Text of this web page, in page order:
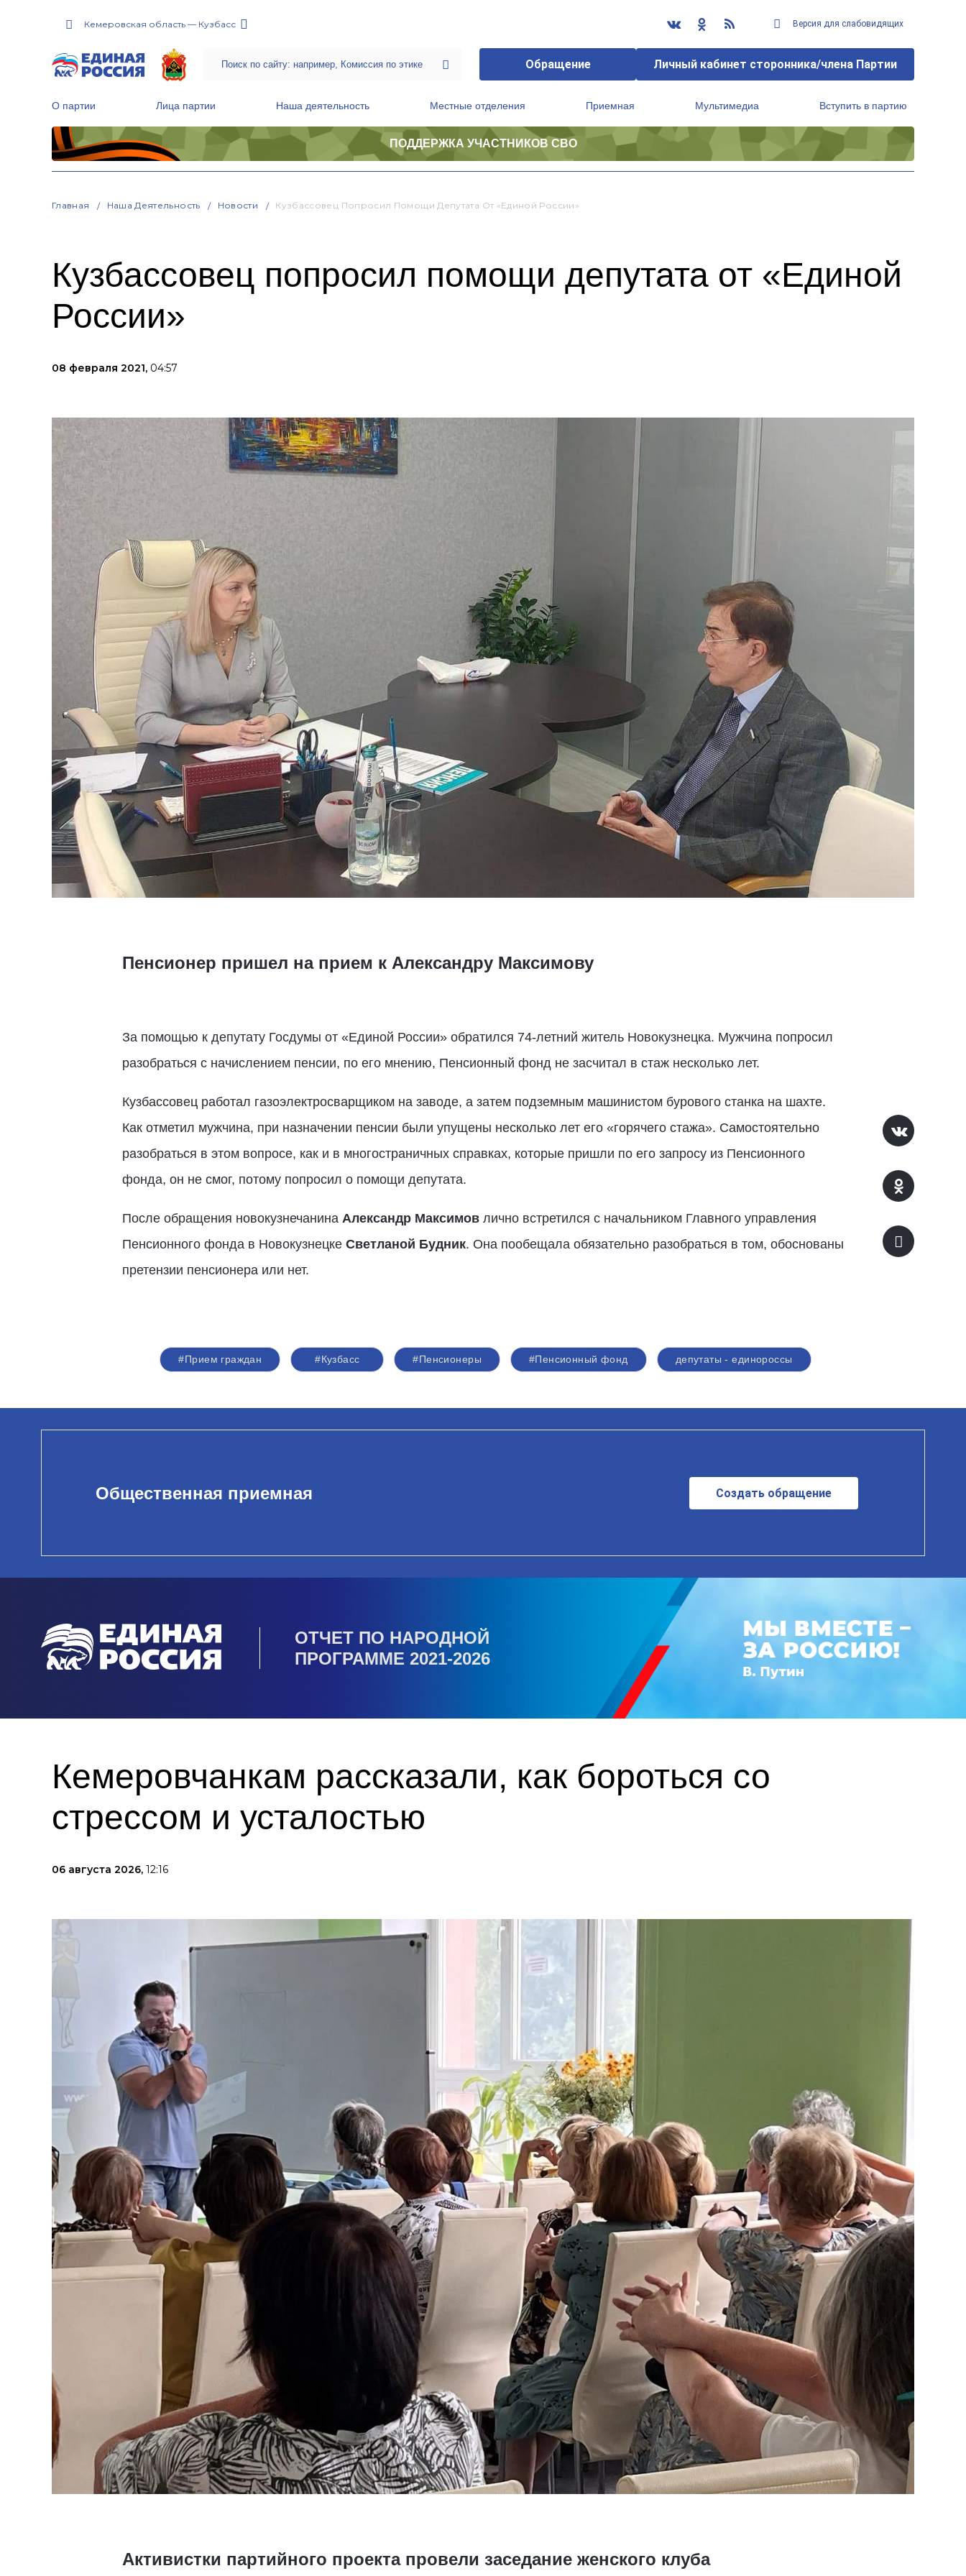
Кемеровская область — Кузбасс Версия для слабовидящих
Обращение Личный кабинет сторонника/члена Партии
О партии Лица партии Наша деятельность Местные отделения Приемная Мультимедиа Вступить в партию
ПОДДЕРЖКА УЧАСТНИКОВ СВО
Главная Наша Деятельность Новости Кузбассовец Попросил Помощи Депутата От «Единой России»
Кузбассовец попросил помощи депутата от «Единой
России»
08 февраля 2021, 04:57
Пенсионер пришел на прием к Александру Максимову
За помощью к депутату Госдумы от «Единой России» обратился 74-летний житель Новокузнецка. Мужчина попросил
разобраться с начислением пенсии, по его мнению, Пенсионный фонд не засчитал в стаж несколько лет.
Кузбассовец работал газоэлектросварщиком на заводе, а затем подземным машинистом бурового станка на шахте.
Как отметил мужчина, при назначении пенсии были упущены несколько лет его «горячего стажа». Самостоятельно
разобраться в этом вопросе, как и в многостраничных справках, которые пришли по его запросу из Пенсионного
фонда, он не смог, потому попросил о помощи депутата.
После обращения новокузнечанина Александр Максимовлично встретился с начальником Главного управления
Пенсионного фонда в Новокузнецке Светланой Будник. Она пообещала обязательно разобраться в том, обоснованы
претензии пенсионера или нет.
#Прием граждан #Кузбасс #Пенсионеры #Пенсионный фонд депутаты - единороссы
Общественная приемная Создать обращение
ОТЧЕТ ПО НАРОДНОЙ
ПРОГРАММЕ 2021-2026
Кемеровчанкам рассказали, как бороться со
стрессом и усталостью
06 августа 2026, 12:16
Активистки партийного проекта провели заседание женского клуба